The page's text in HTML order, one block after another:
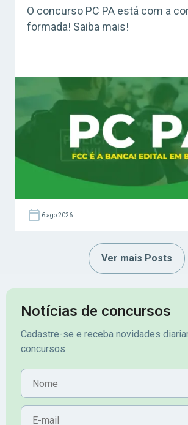
O concurso PC PA está com a
formada! Saiba mais!
6 ago 2026
Ver mais Posts
Notícias de concursos
Cadastre-se e receba novidades
concursos
Nome
E-mail